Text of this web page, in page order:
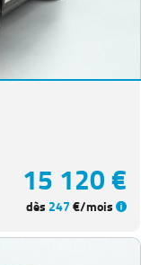
15 120 €
dès 247€/mois